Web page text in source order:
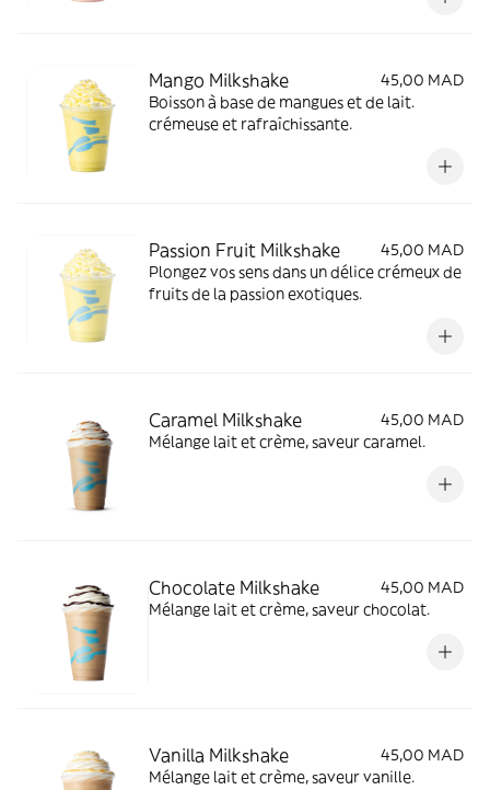
Mango Milkshake
45,00 MAD
Boisson à base de mangues et de lait.
crémeuse et rafraîchissante.
Passion Fruit Milkshake
45,00 MAD
Plongez vos sens dans un délice crémeux de
fruits de la passion exotiques.
Caramel Milkshake
45,00 MAD
Mélange lait et crème, saveur caramel.
Chocolate Milkshake
45,00 MAD
Mélange lait et crème, saveur chocolat.
Vanilla Milkshake
45,00 MAD
Mélange lait et crème, saveur vanille.